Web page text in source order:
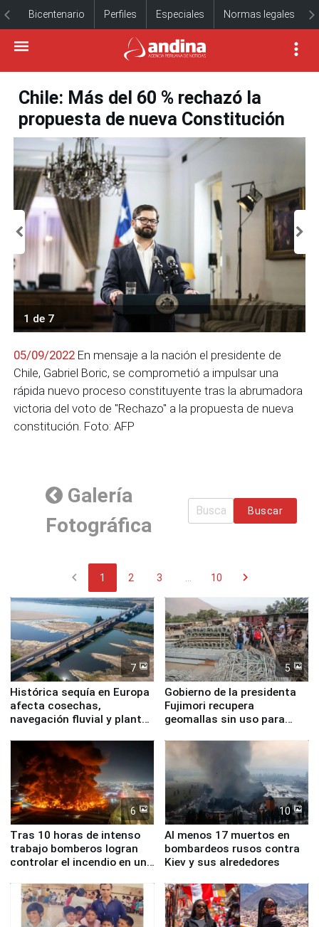
Bicentenario Perfiles Especiales Normas legales
Chile: Más del 60 % rechazó la
propuesta de nueva Constitución
1 de 7
05/09/2022 En mensaje a la nación el presidente de
Chile, Gabriel Boric, se comprometió a impulsar una
rápida nuevo proceso constituyente tras la abrumadora
victoria del voto de "Rechazo" a la propuesta de nueva
constitución. Foto: AFP
Galería
Fotográfica
Buscar
chevron_left 1 2 3 10 chevron_right
7
Histórica sequía en Europa
afecta cosechas,
navegación fluvial y plantas
5
Gobierno de la presidenta
Fujimori recupera
geomallas sin uso para
Fenómeno El Niño
6
Tras 10 horas de intenso
trabajo bomberos logran
controlar el incendio en una
de Chile
10
Al menos 17 muertos en
bombardeos rusos contra
Kiev y sus alrededores